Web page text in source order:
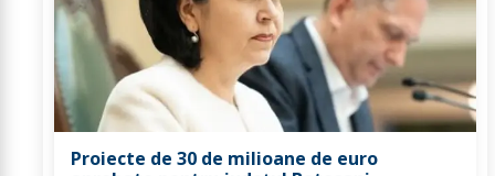
Proiecte de 30 de milioane de euro